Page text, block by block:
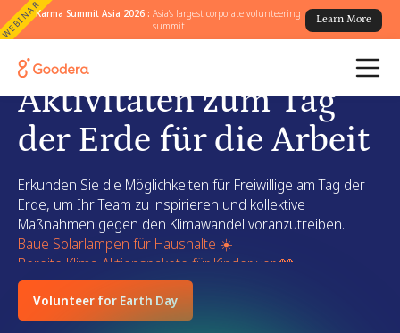
WEBINARKarma Summit Asia 2026 :Asia's largest corporate volunteering
summit
Learn More
Wirkungsvolle
Aktivitäten zum Tag
der Erde für die Arbeit
Erkunden Sie die Möglichkeiten für Freiwillige am Tag der
Erde, um Ihr Team zu inspirieren und kollektive
Maßnahmen gegen den Klimawandel voranzutreiben.
Baue Solarlampen für Haushalte ☀️
Bereite Klima-Aktionspakete für Kinder vor 🧤
Nehmen Sie digitalen Müll raus, um CO2 zu reduzieren 🗑️
Befreie öffentliche Räume von Müll 🧹
Fahrt zum Aufräumen des Strandes 🏖️
Volunteer for Earth Day